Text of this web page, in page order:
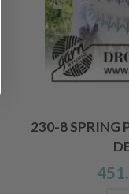
230-8 SPRING